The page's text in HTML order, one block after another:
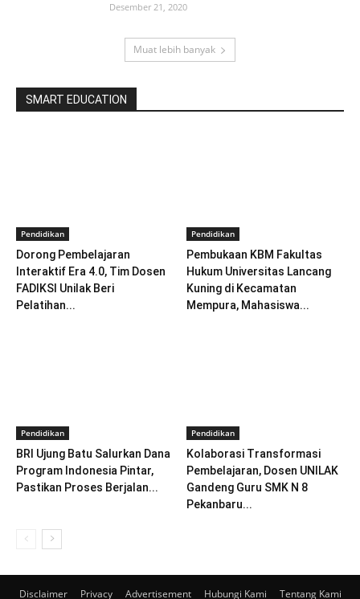
Desember 21, 2020
Muat lebih banyak
SMART EDUCATION
Pendidikan
Dorong Pembelajaran
Interaktif Era 4.0, Tim Dosen
FADIKSI Unilak Beri
Pelatihan...
Pendidikan
Pembukaan KBM Fakultas
Hukum Universitas Lancang
Kuning di Kecamatan
Mempura, Mahasiswa...
Pendidikan
BRI Ujung Batu Salurkan Dana
Program Indonesia Pintar,
Pastikan Proses Berjalan...
Pendidikan
Kolaborasi Transformasi
Pembelajaran, Dosen UNILAK
Gandeng Guru SMK N 8
Pekanbaru...
Disclaimer Privacy Advertisement Hubungi Kami Tentang Kami